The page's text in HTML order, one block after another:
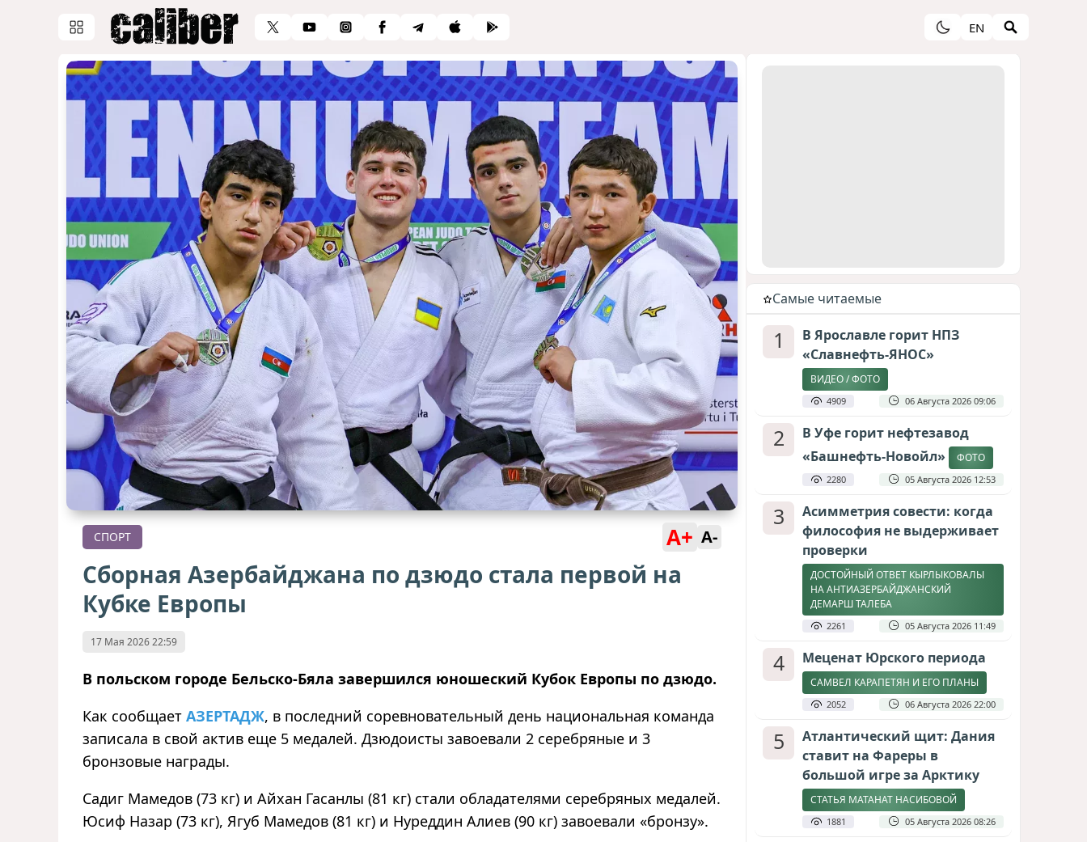
EN
СПОРТ A+ A-
Сборная Азербайджана по дзюдо стала первой на
Кубке Европы
17 Мая 2026 22:59
В польском городе Бельско-Бяла завершился юношеский Кубок Европы по дзюдо.
Как сообщает АЗЕРТАДЖ, в последний соревновательный день национальная команда
записала в свой актив еще 5 медалей. Дзюдоисты завоевали 2 серебряные и 3
бронзовые награды.
Садиг Мамедов (73 кг) и Айхан Гасанлы (81 кг) стали обладателями серебряных медалей.
Юсиф Назар (73 кг), Ягуб Мамедов (81 кг) и Нуреддин Алиев (90 кг) завоевали «бронзу».
Cамые читаемые
1
В Ярославле горит НПЗ
«Славнефть-ЯНОС»
ВИДЕО / ФОТО
4909 06 Августа 2026 09:06
2
В Уфе горит нефтезавод
«Башнефть-Новойл»
ФОТО
2280 05 Августа 2026 12:53
3
Асимметрия совести: когда
философия не выдерживает
проверки
ДОСТОЙНЫЙ ОТВЕТ КЫРЛЫКОВАЛЫ
НА АНТИАЗЕРБАЙДЖАНСКИЙ
ДЕМАРШ ТАЛЕБА
2261 05 Августа 2026 11:49
4 Меценат Юрского периода
САМВЕЛ КАРАПЕТЯН И ЕГО ПЛАНЫ
2052 06 Августа 2026 22:00
5
Атлантический щит: Дания
ставит на Фареры в
большой игре за Арктику
СТАТЬЯ МАТАНАТ НАСИБОВОЙ
1881 05 Августа 2026 08:26